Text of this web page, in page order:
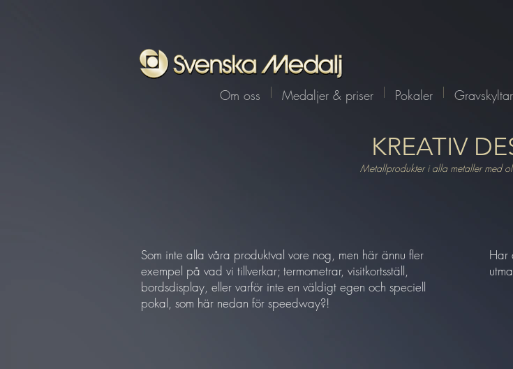
Om oss Medaljer & priser Pokaler Gravskyltar
KREATIV
Metallprodukter i alla metaller med
Som inte alla våra produktval vore nog, men här ännu fler
exempel på vad vi tillverkar; termometrar, visitkortsställ,
bordsdisplay, eller varför inte en väldigt egen och speciell
pokal, som här nedan för speedway?!
Har